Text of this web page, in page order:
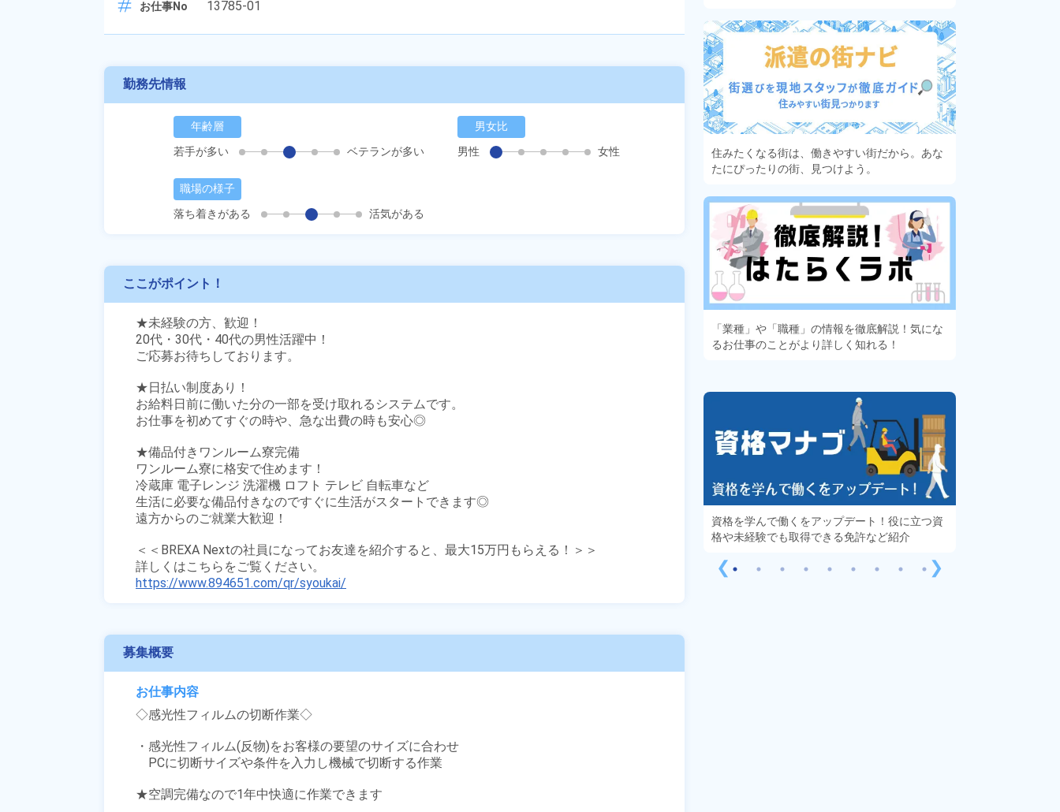
お仕事No 13785-01
勤務先情報
年齢層
若手が多い
ベテランが多い
男女比
男性
女性
職場の様子
落ち着きがある
活気がある
ここがポイント！
★未経験の方、歓迎！
20代・30代・40代の男性活躍中！
ご応募お待ちしております。
★日払い制度あり！
お給料日前に働いた分の一部を受け取れるシステムです。
お仕事を初めてすぐの時や、急な出費の時も安心◎
★備品付きワンルーム寮完備
ワンルーム寮に格安で住めます！
冷蔵庫 電子レンジ 洗濯機 ロフト テレビ 自転車など
生活に必要な備品付きなのですぐに生活がスタートできます◎
遠方からのご就業大歓迎！
＜＜BREXA Nextの社員になってお友達を紹介すると、最大15万円もらえる！＞＞
https://www.894651.com/qr/syoukai/
募集概要
お仕事内容
◇感光性フィルムの切断作業◇
・感光性フィルム(反物)をお客様の要望のサイズに合わせ
PCに切断サイズや条件を入力し機械で切断する作業
★空調完備なので1年中快適に作業できます
住みたくなる街は、働きやすい街だから。あな
たにぴったりの街、見つけよう。
「業種」や「職種」の情報を徹底解説！気にな
るお仕事のことがより詳しく知れる！
❮
はず！
資格を学んで働くをアップデート！役に立つ資
格や未経験でも取得できる免許など紹介
❯